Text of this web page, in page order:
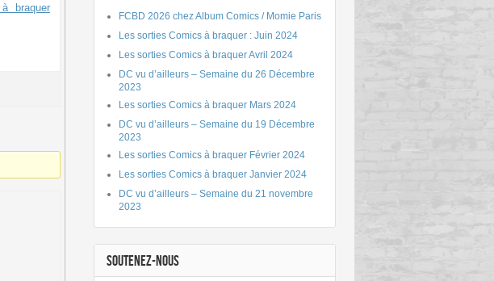
braquer
FCBD 2026 chez Album Comics / Momie Paris
Les sorties Comics à braquer : Juin 2024
Les sorties Comics à braquer Avril 2024
DC vu d’ailleurs – Semaine du 26 Décembre
2023
Les sorties Comics à braquer Mars 2024
DC vu d’ailleurs – Semaine du 19 Décembre
2023
Les sorties Comics à braquer Février 2024
Les sorties Comics à braquer Janvier 2024
DC vu d’ailleurs – Semaine du 21 novembre
2023
SOUTENEZ-NOUS